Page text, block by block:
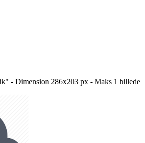
- Dimension 286x203 px - Maks 1 billede